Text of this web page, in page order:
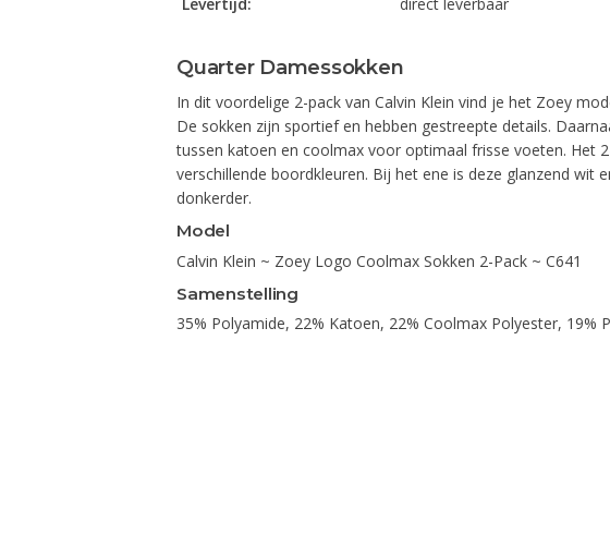
Quarter Damessokken
In dit voordelige 2-pack van Calvin Klein vind je het Zoey
De sokken zijn sportief en hebben gestreepte details.
tussen katoen en coolmax voor optimaal frisse voeten. Het
verschillende boordkleuren. Bij het ene is deze glanzend wit
donkerder.
Model
Calvin Klein ~ Zoey Logo Coolmax Sokken 2-Pack ~ C641
Samenstelling
35% Polyamide, 22% Katoen, 22% Coolmax Polyester, 19%